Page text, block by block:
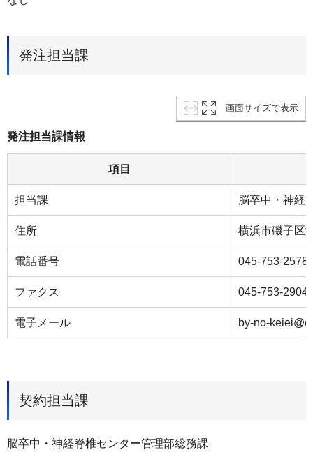
発注担当課
画面サイズで表示
発注担当課情報
項目
担当課 脳卒中・神経
住所 横浜市磯子区
電話番号 045-753-2578
ファクス 045-753-2904
電子メール by-no-
契約担当課
脳卒中・神経脊椎センター管理部総務課